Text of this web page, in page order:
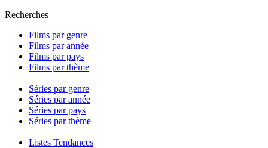
Recherches
Films par genre
Films par année
Films par pays
Films par thème
Séries par genre
Séries par année
Séries par pays
Séries par thème
Listes Tendances